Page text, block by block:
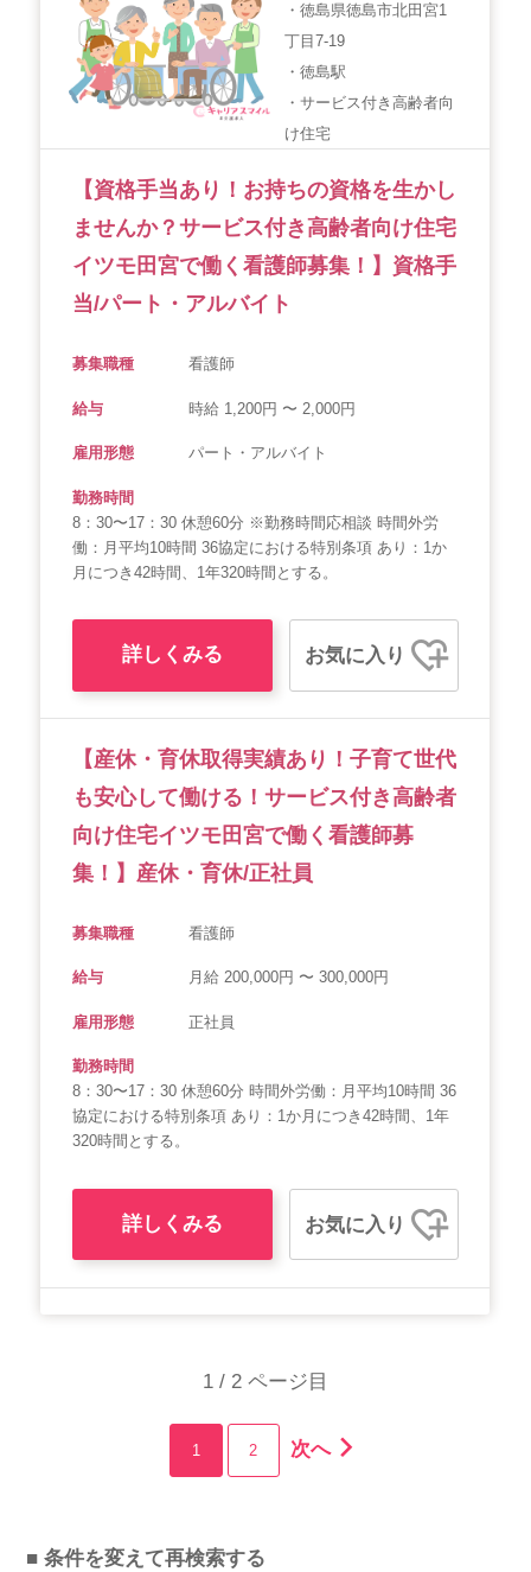
・徳島県徳島市北田宮1
丁目7-19
・徳島駅
・サービス付き高齢者向
け住宅
【資格手当あり！お持ちの資格を生かし
ませんか？サービス付き高齢者向け住宅
イツモ田宮で働く看護師募集！】資格手
当/パート・アルバイト
募集職種 看護師
給与 時給 1,200円 〜 2,000円
雇用形態 パート・アルバイト
勤務時間
8：30〜17：30 休憩60分 ※勤務時間応相談 時間外労
働：月平均10時間 36協定における特別条項 あり：1か
月につき42時間、1年320時間とする。
詳しくみる お気に入り
【産休・育休取得実績あり！子育て世代
も安心して働ける！サービス付き高齢者
向け住宅イツモ田宮で働く看護師募
集！】産休・育休/正社員
募集職種 看護師
給与 月給 200,000円 〜 300,000円
雇用形態 正社員
勤務時間
8：30〜17：30 休憩60分 時間外労働：月平均10時間 36
協定における特別条項 あり：1か月につき42時間、1年
320時間とする。
詳しくみる お気に入り
1 / 2 ページ目
1 2 次へ
■ 条件を変えて再検索する